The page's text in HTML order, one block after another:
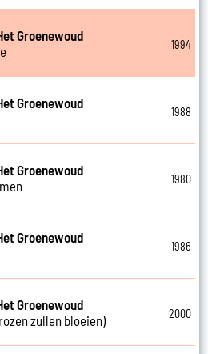
Groenewoud
1994
Groenewoud
1988
Groenewoud
1980
Groenewoud
1986
Groenewoud
zullen bloeien)
2000